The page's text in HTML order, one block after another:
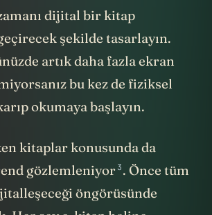
dijital bir kitap
şekilde tasarlayın.
artık daha fazla ekran
bu kez de fiziksel
okumaya başlayın.
kitaplar konusunda da
gözlemleniyor3. Önce tüm
öngörüsünde